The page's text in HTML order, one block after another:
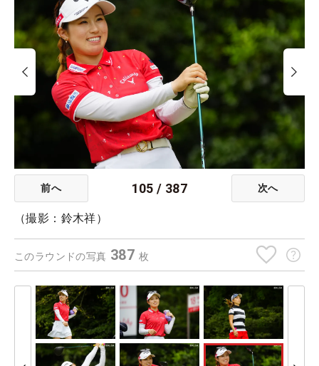
前へ 105 / 387 次へ
（撮影：鈴木祥）
このラウンドの写真 387 枚